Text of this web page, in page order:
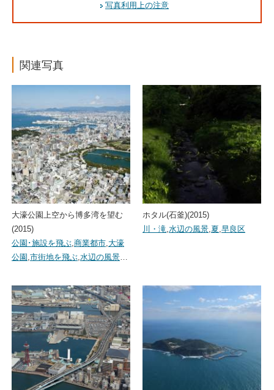
写真利用上の注意
関連写真
大濠公園上空から博多湾を望む
(2015)
公園･施設を飛ぶ,商業都市,大濠
公園 ,市街地を飛ぶ,水辺の風景…
ホタル(石釜)(2015)
川・滝,水辺の風景,夏,早良区